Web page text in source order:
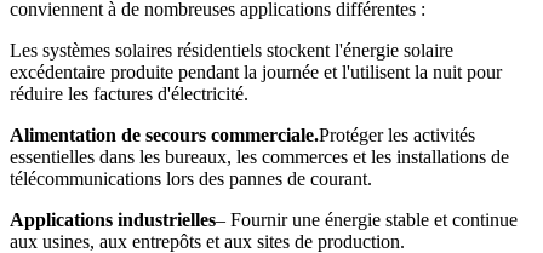
conviennent à de nombreuses applications différentes :
Les systèmes solaires résidentiels stockent l'énergie solaire
excédentaire produite pendant la journée et l'utilisent la nuit pour
réduire les factures d'électricité.
Alimentation de secours commerciale.Protéger les activités
essentielles dans les bureaux, les commerces et les installations de
télécommunications lors des pannes de courant.
Applications industrielles– Fournir une énergie stable et continue
aux usines, aux entrepôts et aux sites de production.